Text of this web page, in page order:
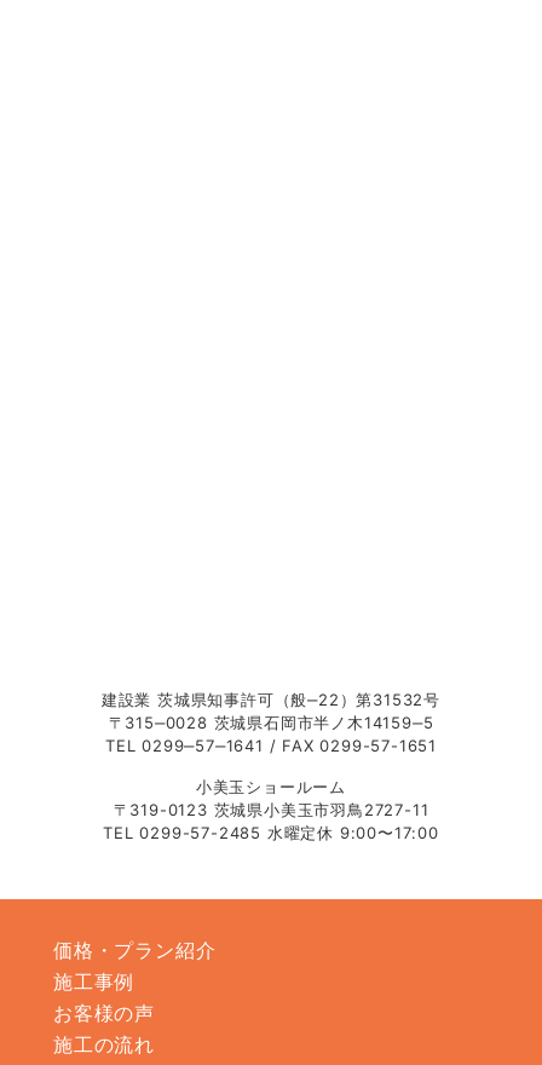
建設業 茨城県知事許可（般‒22）第31532号
〒315‒0028 茨城県石岡市半ノ木14159‒5
TEL 0299‒57‒1641 / FAX 0299-57-1651
小美玉ショールーム
〒319-0123 茨城県小美玉市羽鳥2727-11
TEL 0299-57-2485 水曜定休 9:00〜17:00
価格・プラン紹介
施工事例
お客様の声
施工の流れ